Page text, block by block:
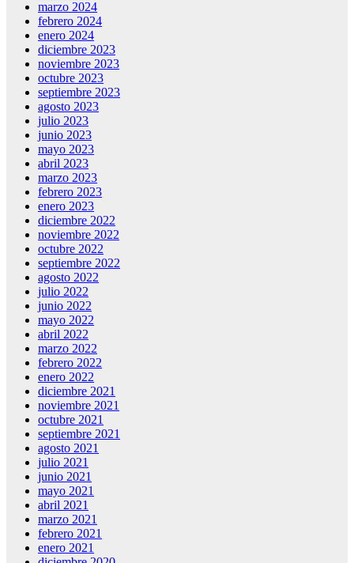
marzo 2024
febrero 2024
enero 2024
diciembre 2023
noviembre 2023
octubre 2023
septiembre 2023
agosto 2023
julio 2023
junio 2023
mayo 2023
abril 2023
marzo 2023
febrero 2023
enero 2023
diciembre 2022
noviembre 2022
octubre 2022
septiembre 2022
agosto 2022
julio 2022
junio 2022
mayo 2022
abril 2022
marzo 2022
febrero 2022
enero 2022
diciembre 2021
noviembre 2021
octubre 2021
septiembre 2021
agosto 2021
julio 2021
junio 2021
mayo 2021
abril 2021
marzo 2021
febrero 2021
enero 2021